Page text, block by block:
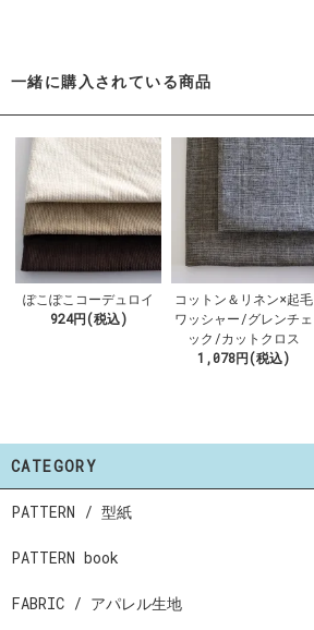
一緒に購入されている商品
ぽこぽこコーデュロイ
924円(税込)
コットン＆リネン×起毛
ワッシャー/グレンチェ
ック/カットクロス
1,078円(税込)
CATEGORY
PATTERN / 型紙
PATTERN book
FABRIC / アパレル生地